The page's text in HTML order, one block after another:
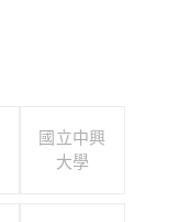
國立中興
大學